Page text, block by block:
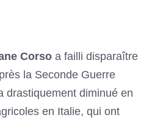
Corso a failli disparaître
la Seconde Guerre
drastiquement diminué en
en Italie, qui ont